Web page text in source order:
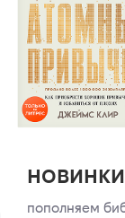
пополняем